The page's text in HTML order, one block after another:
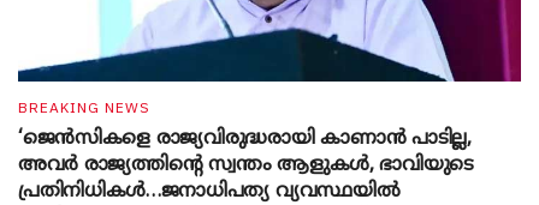
BREAKING NEWS
‘ജെൻസികളെ രാജ്യവിരുദ്ധരായി കാണാൻ പാടില്ല,
അവർ രാജ്യത്തിന്റെ സ്വന്തം ആളുകൾ, ഭാവിയുടെ
പ്രതിനിധികൾ…ജനാധിപത്യ വ്യവസ്ഥയിൽ